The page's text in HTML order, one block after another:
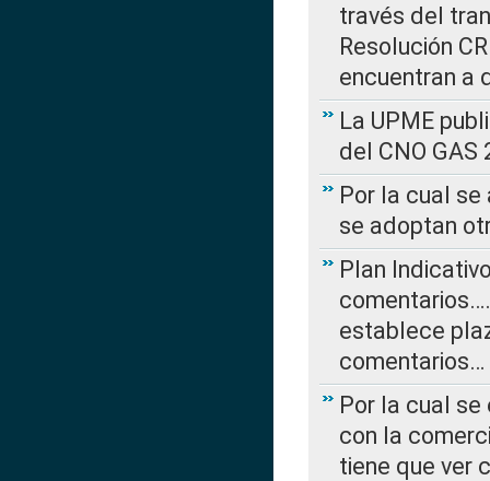
través del
Resolución
encuentran a
La UPME
del CNO
Por la cual
se adoptan
Plan
establece
comentarios…
Por la cual
con la
tiene que ver